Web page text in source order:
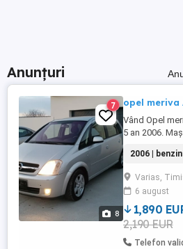
Anunțuri
8
7 opel meriva
Vând Opel
5 an 2006.
Geamuri
numere roși
investiție.
întreținere și
foarte puțin ...
2006 |
Varias,
6 august
1,890
2,190 EUR
Telefon